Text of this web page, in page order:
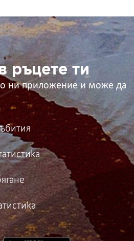
ръцете ти
ни приложение и може да